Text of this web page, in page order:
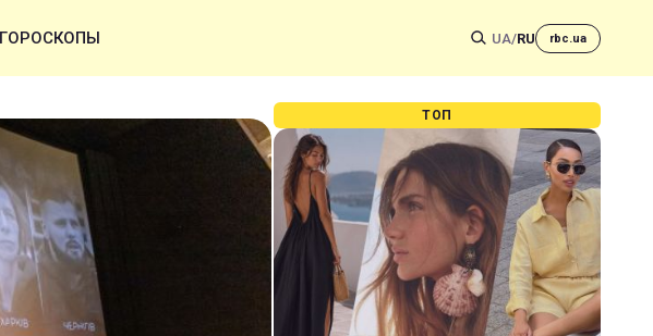
ГОРОСКОПЫ UA/RU rbc.ua
ТОП